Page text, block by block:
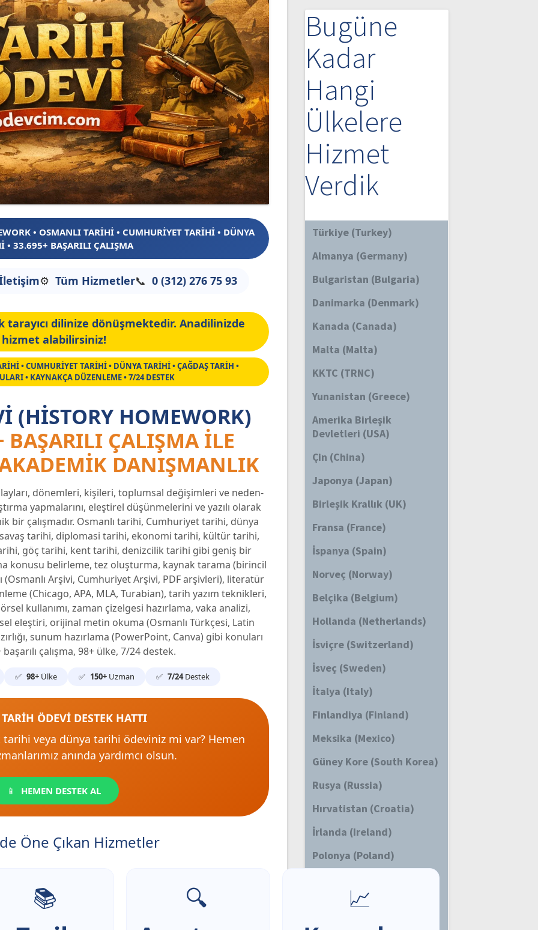
• OSMANLI TARİHİ • CUMHURİYET TARİHİ • DÜNYA
• 33.695+ BAŞARILI ÇALIŞMA
İletişim Tüm Hizmetler 0 (312) 276 75 93
dilinize dönüşmektedir. Anadilinizde
hizmet alabilirsiniz!
• CUMHURİYET TARİHİ • DÜNYA TARİHİ • ÇAĞDAŞ TARİH •
• KAYNAKÇA DÜZENLEME • 7/24 DESTEK
(HISTORY HOMEWORK)
BAŞARILI ÇALIŞMA ILE
DANIŞMANLIK
dönemleri, kişileri, toplumsal değişimleri ve neden-
yapmalarını, eleştirel düşünmelerini ve yazılı olarak
bir çalışmadır. Osmanlı tarihi, Cumhuriyet tarihi, dünya
tarihi, diplomasi tarihi, ekonomi tarihi, kültür tarihi,
göç tarihi, kent tarihi, denizcilik tarihi gibi geniş bir
konusu belirleme, tez oluşturma, kaynak tarama (birincil
(Osmanlı Arşivi, Cumhuriyet Arşivi, PDF arşivleri), literatür
(Chicago, APA, MLA, Turabian), tarih yazım teknikleri,
kullanımı, zaman çizelgesi hazırlama, vaka analizi,
eleştiri, orijinal metin okuma (Osmanlı Türkçesi, Latin
sunum hazırlama (PowerPoint, Canva) gibi konuları
çalışma, 98+ ülke, 7/24 destek.
98+ Ülke 150+ Uzman 7/24Destek
ÖDEVİ DESTEK HATTI
veya dünya tarihi ödeviniz mi var? Hemen
anında yardımcı olsun.
HEMEN DESTEK AL
Öne Çıkan Hizmetler
Bugüne
Kadar
Hangi
Ülkelere
Hizmet
Verdik
Türkiye (Turkey)
Almanya (Germany)
Bulgaristan (Bulgaria)
Danimarka (Denmark)
Kanada (Canada)
Malta (Malta)
KKTC (TRNC)
Yunanistan (Greece)
Amerika Birleşik
Devletleri (USA)
Çin (China)
Japonya (Japan)
Birleşik Krallık (UK)
Fransa (France)
İspanya (Spain)
Norveç (Norway)
Belçika (Belgium)
Hollanda (Netherlands)
İsviçre (Switzerland)
İsveç (Sweden)
İtalya (Italy)
Finlandiya (Finland)
Meksika (Mexico)
Güney Kore (South Korea)
Rusya (Russia)
Hırvatistan (Croatia)
İrlanda (Ireland)
Polonya (Poland)
Avustralya (Australia)
Brezilya (Brazil)